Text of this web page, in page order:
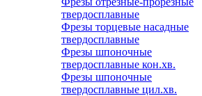
твердосплавные
Фрезы торцевые насадные
твердосплавные
Фрезы шпоночные
твердосплавные кон.хв.
Фрезы шпоночные
твердосплавные цил.хв.